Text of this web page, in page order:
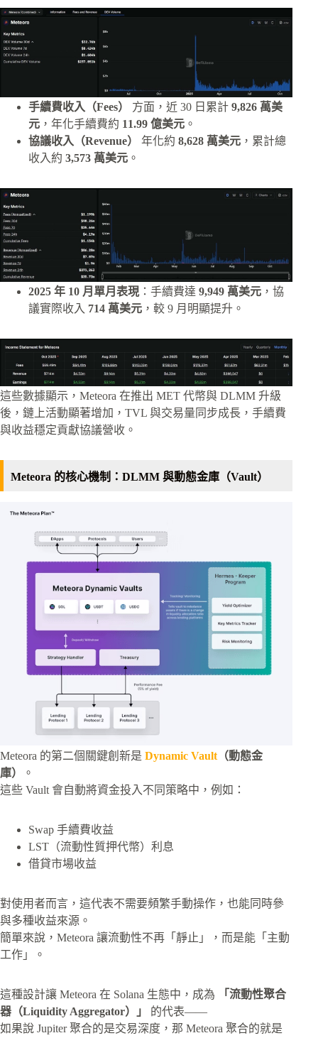
手續費收入（Fees） 方面，近 30 日累計 9,826 萬美
元 ，年化手續費約 11.99 億美元 。
協議收入（Revenue）
年化約 8,628 萬美元 ，累計總
收入約 3,573 萬美元 。
2025 年 10 月單月表現 ：手續費達 9,949 萬美元 ，協
議實際收入 714 萬美元 ，較 9 月明顯提升。
這些數據顯示，Meteora 在推出 MET 代幣與 DLMM 升級
後，鏈上活動顯著增加，TVL 與交易量同步成長，手續費
與收益穩定貢獻協議營收。
Meteora 的核心機制：DLMM 與動態金庫（Vault）
Meteora 的第二個關鍵創新是 Dynamic Vault （動態金
庫）
。
這些 Vault 會自動將資金投入不同策略中，例如：
Swap 手續費收益
LST（流動性質押代幣）利息
借貸市場收益
對使用者而言，這代表不需要頻繁手動操作，也能同時參
與多種收益來源。
簡單來說，Meteora 讓流動性不再「靜止」，而是能「主動
工作」。
這種設計讓 Meteora 在 Solana 生態中，成為
「流動性聚合
器（Liquidity Aggregator）」
的代表——
如果說 Jupiter 聚合的是交易深度，那 Meteora 聚合的就是